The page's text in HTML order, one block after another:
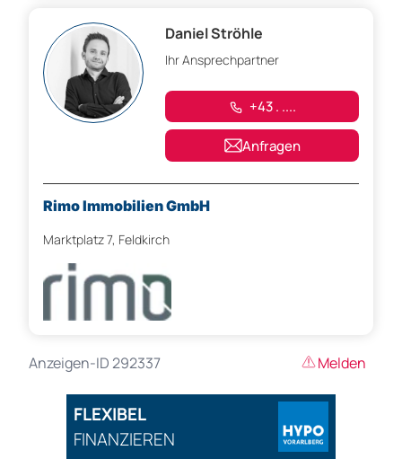
Daniel Ströhle
Ihr Ansprechpartner
+43 . ....
Anfragen
Rimo Immobilien GmbH
Marktplatz 7, Feldkirch
Anzeigen-ID 292337 Melden
FLEXIBEL
FINANZIEREN